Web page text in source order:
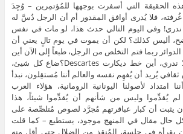
الحقيقة التي أسفرت بوجهها للمُؤتمِرين – وُجِدَ
غُرفته، فلا يُدرى أوافق المقدور أم أن الرجل دُسَّ له
ندري! وفي اليوم التالي حدث هذا، لو مات في نفس
أليس كذلك؟ لكن أن يموت في يوم تالٍ يعني أن
ربما فتم التخلص من الرجل، طبعاً إلى الآن أين
الكتاب هذا المُترجَم؟ لا ندري، أين خط ديكارت Descartes؟ضاع كل شيئ،
يُريد أن يُفهِم نفسه والعالم أننا مُستقِلون، نبدأ
امتداد لأصولنا اليونانية الرومانية، هؤلاء العرب
يُقدِّموا وليس من شأنهم أن يُقدِّموا شيئاً، هذا
أن يثبت أن كبار عباقرتهم مُجرَّد لصوص مُتلصِّصة على
حال مقال في المنهج موجود، يستطيع – كما قلت
يقرأه في جلسة، المُنقِذ من الضلال حتى أقل منه